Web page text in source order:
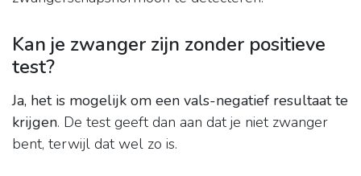
Kan je zwanger zijn zonder positieve
test?
Ja, het is mogelijk om een vals-negatief resultaat te
krijgen. De test geeft dan aan dat je niet zwanger
bent, terwijl dat wel zo is.